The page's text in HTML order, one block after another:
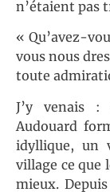
n’étaient pas
« Qu’avez-
vous nous
toute
J’y venais :
Audouard
idyllique, un
village ce que
mieux.